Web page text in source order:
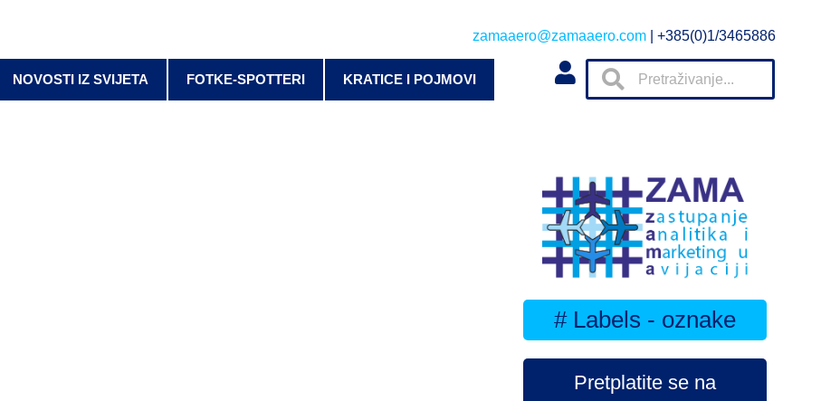
zamaaero@zamaaero.com | +385(0)1/3465886
NOVOSTI IZ SVIJETA FOTKE-SPOTTERI KRATICE I POJMOVI
# Labels - oznake
Pretplatite se na